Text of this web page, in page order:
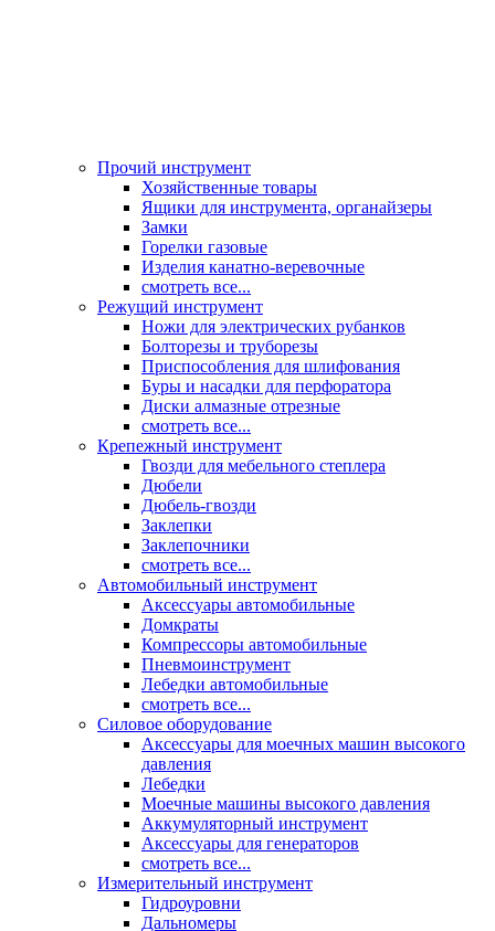
Прочий инструмент
Хозяйственные товары
Ящики для инструмента, органайзеры
Замки
Горелки газовые
Изделия канатно-веревочные
смотреть все...
Режущий инструмент
Ножи для электрических рубанков
Болторезы и труборезы
Приспособления для шлифования
Буры и насадки для перфоратора
Диски алмазные отрезные
смотреть все...
Крепежный инструмент
Гвозди для мебельного степлера
Дюбели
Дюбель-гвозди
Заклепки
Заклепочники
смотреть все...
Автомобильный инструмент
Аксессуары автомобильные
Домкраты
Компрессоры автомобильные
Пневмоинструмент
Лебедки автомобильные
смотреть все...
Силовое оборудование
Аксессуары для моечных машин высокого
давления
Лебедки
Моечные машины высокого давления
Аккумуляторный инструмент
Аксессуары для генераторов
смотреть все...
Измерительный инструмент
Гидроуровни
Дальномеры